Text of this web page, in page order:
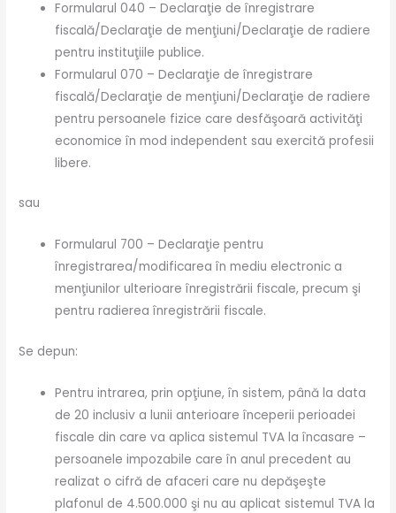
Formularul 040 – Declaraţie de înregistrare
fiscală/Declaraţie de menţiuni/Declaraţie de radiere
pentru instituţiile publice.
Formularul 070 – Declaraţie de înregistrare
fiscală/Declaraţie de menţiuni/Declaraţie de radiere
pentru persoanele fizice care desfăşoară activităţi
economice în mod independent sau exercită profesii
libere.
sau
Formularul 700 – Declaraţie pentru
înregistrarea/modificarea în mediu electronic a
menţiunilor ulterioare înregistrării fiscale, precum şi
pentru radierea înregistrării fiscale.
Se depun:
Pentru intrarea, prin opţiune, în sistem, până la data
de 20 inclusiv a lunii anterioare începerii perioadei
fiscale din care va aplica sistemul TVA la încasare –
persoanele impozabile care în anul precedent au
realizat o cifră de afaceri care nu depăşeşte
plafonul de 4.500.000 şi nu au aplicat sistemul TVA la